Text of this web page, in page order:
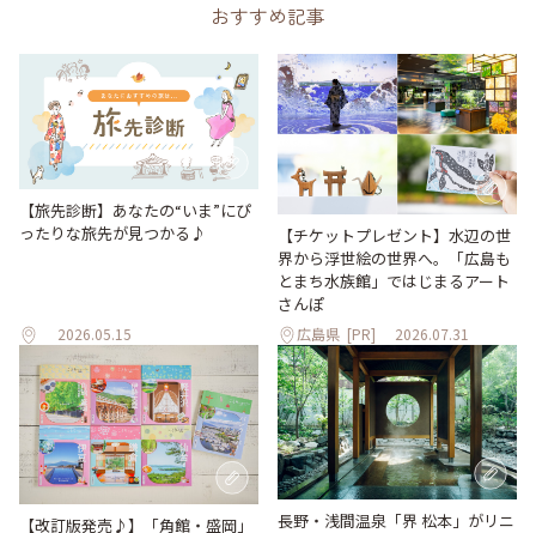
おすすめ記事
【旅先診断】あなたの“いま”にぴ
ったりな旅先が見つかる♪
2026.05.15
【チケットプレゼント】水辺の世
界から浮世絵の世界へ。「広島も
とまち水族館」ではじまるアート
さんぽ
広島県 [PR] 2026.07.31
【改訂版発売♪】「角館・盛岡」
長野・浅間温泉「界 松本」がリニ